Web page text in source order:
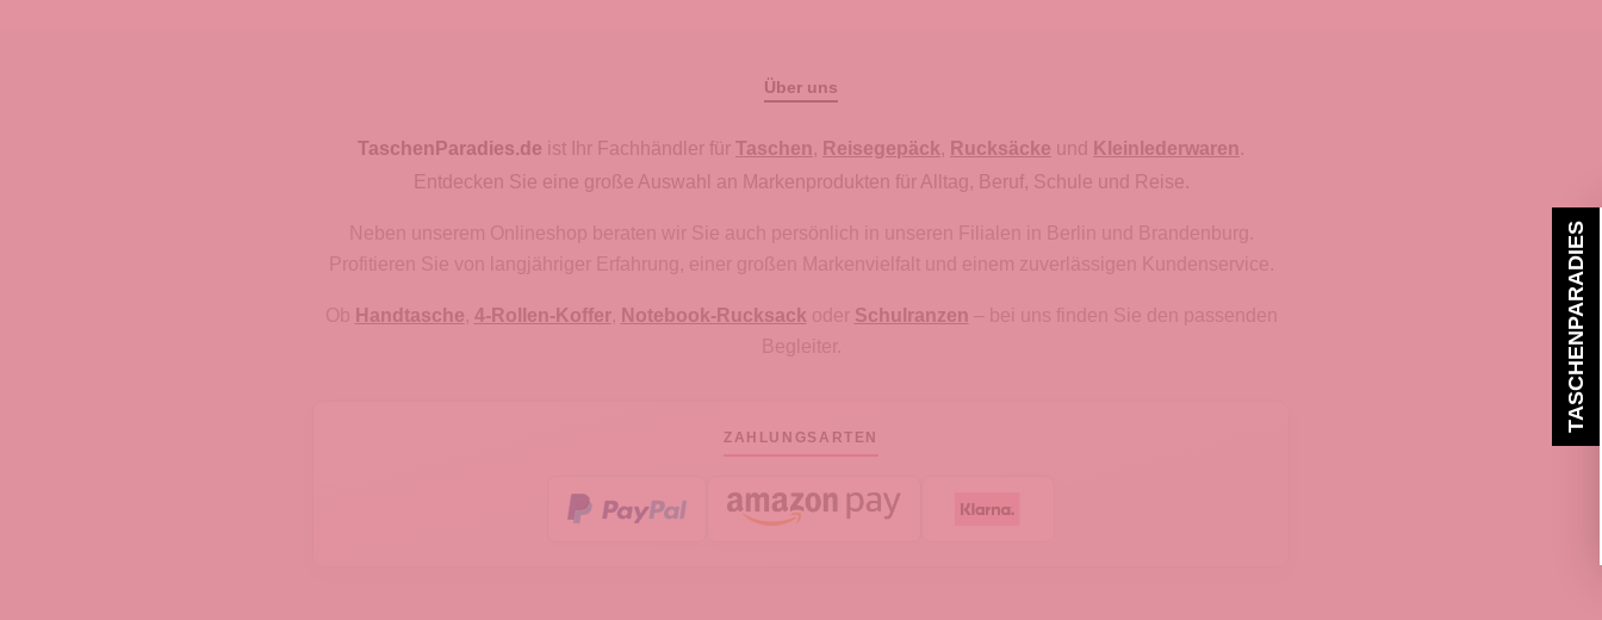
Über uns
TaschenParadies.de ist Ihr Fachhändler für Taschen, Reisegepäck, Rucksäcke und Kleinlederwaren.
Entdecken Sie eine große Auswahl an Markenprodukten für Alltag, Beruf, Schule und Reise.
Neben unserem Onlineshop beraten wir Sie auch persönlich in unseren Filialen in Berlin und Brandenburg.
Profitieren Sie von langjähriger Erfahrung, einer großen Markenvielfalt und einem zuverlässigen Kundenservice.
Ob Handtasche, 4-Rollen-Koffer, Notebook-Rucksack oder Schulranzen – bei uns finden Sie den passenden
Begleiter.
ZAHLUNGSARTEN
TASCHENPARADIES